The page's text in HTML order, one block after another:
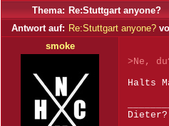
Thema: Re:Stuttgart anyone?
Antwort auf: Re:Stuttgart anyone?
smoke
>Ne,
Halts
Dieter?